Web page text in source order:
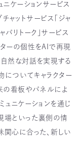
ニケーションサービス
ャットサービス「ジャ
パリトーク」サービス
ターの個性をAIで再現
自然な対話を実現する
についてキャラクター
の看板やパネルによ
ュニケーションを通じ
場といった裏側の情
関心に合った、新しい